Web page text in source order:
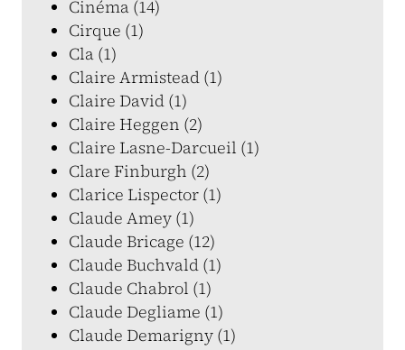
Cinéma (14)
Cirque (1)
Cla (1)
Claire Armistead (1)
Claire David (1)
Claire Heggen (2)
Claire Lasne-Darcueil (1)
Clare Finburgh (2)
Clarice Lispector (1)
Claude Amey (1)
Claude Bricage (12)
Claude Buchvald (1)
Claude Chabrol (1)
Claude Degliame (1)
Claude Demarigny (1)